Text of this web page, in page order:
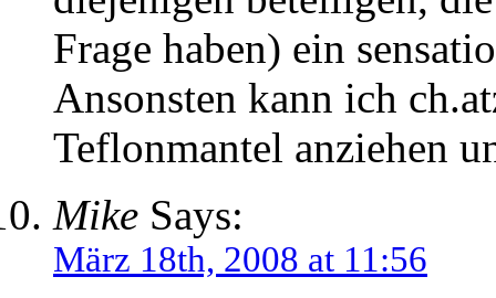
Frage haben) ein
Ansonsten kann ich
Teflonmantel anziehen
Mike Says:
März 18th, 2008 at 11:56